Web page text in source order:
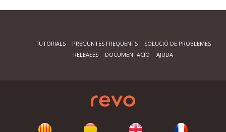
TUTORIALS PREGUNTES FREQÜENTS
SOLUCIÓ DE PROBLEMES
RELEASES
DOCUMENTACIÓ AJUDA